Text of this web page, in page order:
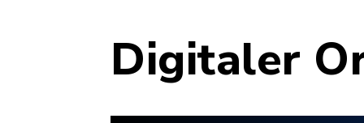
Digitaler